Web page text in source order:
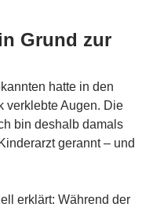
Grund zur
hatte in den
verklebte Augen. Die
bin deshalb damals
gerannt – und
erklärt: Während der